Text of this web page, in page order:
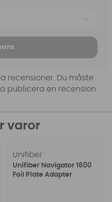
recensioner. Du måste
publicera en recension.
varor
Unifiber
Unifiber Navigator 1600
Foil Plate Adapter